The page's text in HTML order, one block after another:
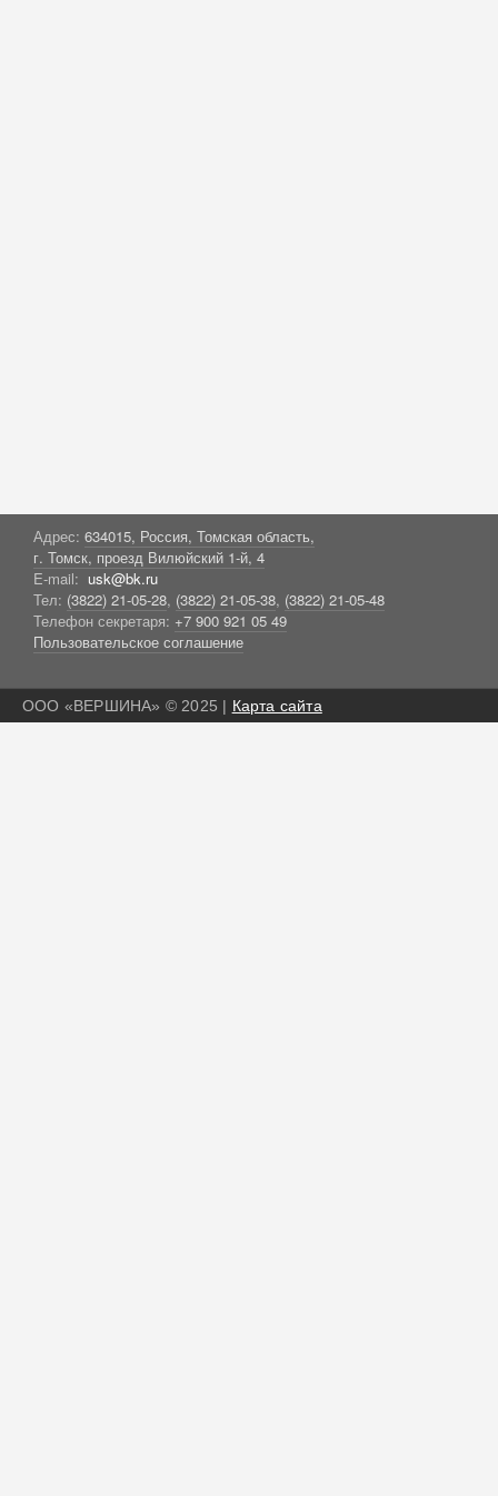
Адрес: 634015, Россия, Томская область,
г. Томск, проезд Вилюйский 1-й, 4
E-mail: usk@bk.ru
Тел: (3822) 21-05-28, (3822) 21-05-38, (3822) 21-05-48
Телефон секретаря: +7 900 921 05 49
Пользовательское соглашение
ООО «ВЕРШИНА» © 2025 | Карта сайта